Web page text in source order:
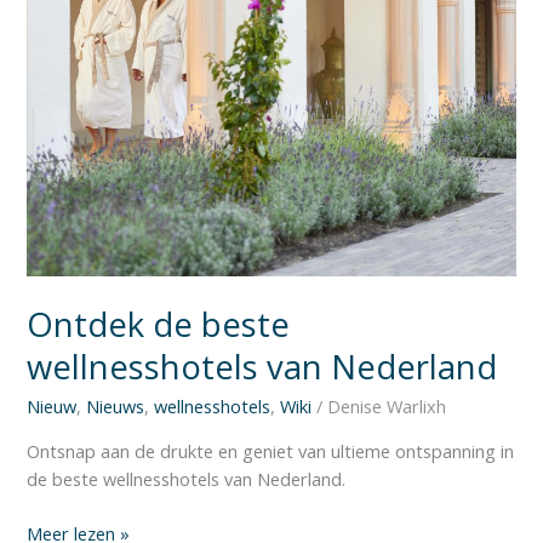
Ontdek de beste
wellnesshotels van Nederland
Nieuw, Nieuws,wellnesshotels,Wiki / Denise Warlixh
Ontsnap aan de drukte en geniet van ultieme ontspanning in
de beste wellnesshotels van Nederland.
Meer lezen »